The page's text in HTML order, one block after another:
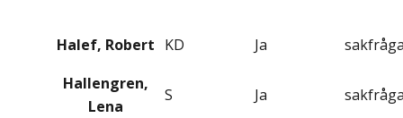
Halef, Robert KD Ja
Hallengren,
Lena
S Ja